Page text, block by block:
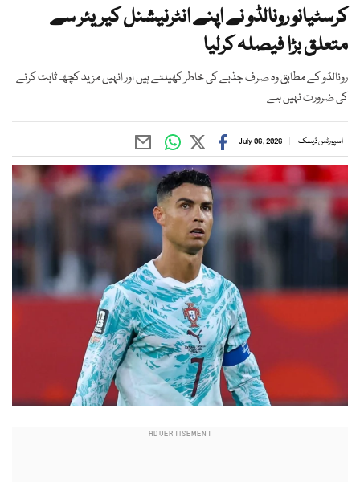
کرسٹیانو رونالڈو نے اپنے انٹرنیشنل کیریئر سے
متعلق بڑا فیصلہ کرلیا
رونالڈو کے مطابق وہ صرف جذبے کی خاطر کھیلتے ہیں اور انہیں مزید کچھ ثابت کرنے
کی ضرورت نہیں ہے
اسپورٹس ڈیسک July 06, 2026